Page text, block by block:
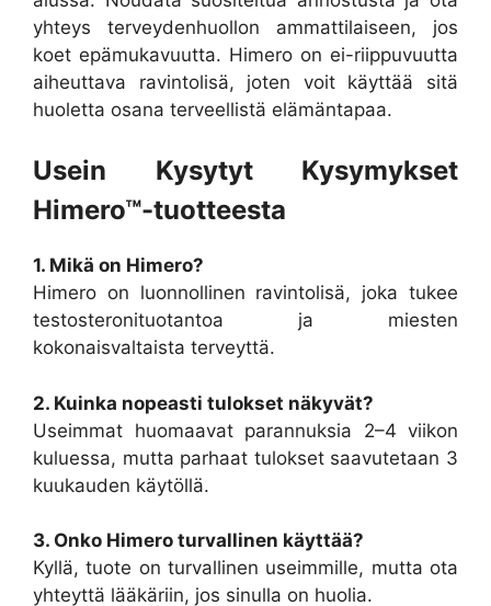
yhteys terveydenhuollon ammattilaiseen, jos
koet epämukavuutta. Himero on ei-riippuvuutta
aiheuttava ravintolisä, joten voit käyttää sitä
huoletta osana terveellistä elämäntapaa.
Usein Kysytyt Kysymykset
Himero™-tuotteesta
1. Mikä on Himero?
Himero on luonnollinen ravintolisä, joka tukee
testosteronituotantoa ja miesten
kokonaisvaltaista terveyttä.
2. Kuinka nopeasti tulokset näkyvät?
Useimmat huomaavat parannuksia 2–4 viikon
kuluessa, mutta parhaat tulokset saavutetaan 3
kuukauden käytöllä.
3. Onko Himero turvallinen käyttää?
Kyllä, tuote on turvallinen useimmille, mutta ota
yhteyttä lääkäriin, jos sinulla on huolia.